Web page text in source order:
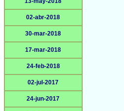
02-abr-2018
30-mar-2018
17-mar-2018
24-feb-2018
02-jul-2017
24-jun-2017